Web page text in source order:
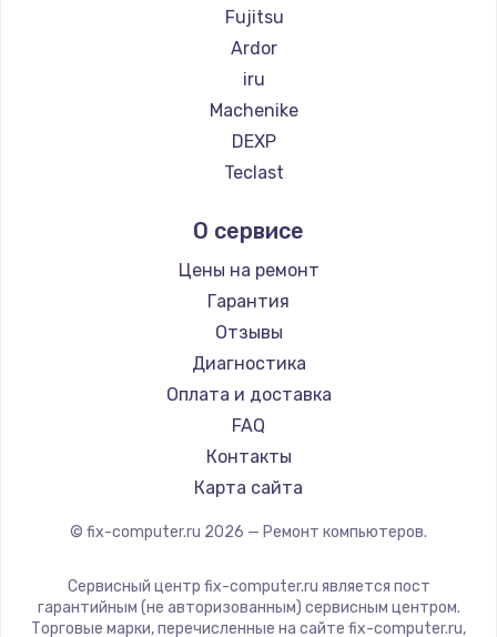
Заказать
Fujitsu
Ardor
iru
Machenike
DEXP
Teclast
Beelink
CHUWI
О сервисе
Цены на ремонт
Гарантия
Отзывы
Диагностика
Оплата и доставка
FAQ
Контакты
Карта сайта
© fix-computer.ru 2026 — Ремонт компьютеров.
Сервисный центр fix-computer.ru является пост
гарантийным (не авторизованным) сервисным центром.
Торговые марки, перечисленные на сайте fix-computer.ru,